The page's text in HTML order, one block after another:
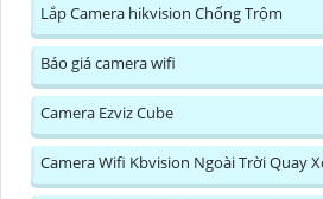
Lắp Camera hikvision Chống Trộm
Báo giá camera wifi
Camera Ezviz Cube
Camera Wifi Kbvision Ngoài Trời Quay